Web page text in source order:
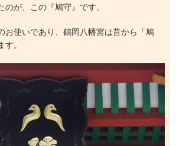
が、この『鳩守』です。
使いであり、鶴岡八幡宮は昔から「鳩
。